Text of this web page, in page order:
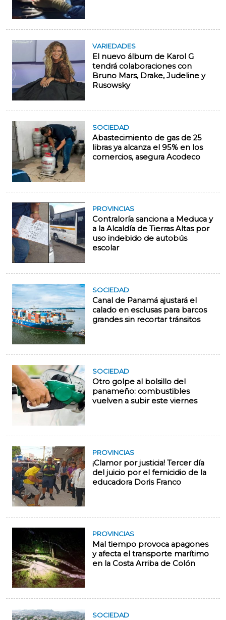
VARIEDADES
El nuevo álbum de Karol G
tendrá colaboraciones con
Bruno Mars, Drake, Judeline y
Rusowsky
SOCIEDAD
Abastecimiento de gas de 25
libras ya alcanza el 95% en los
comercios, asegura Acodeco
PROVINCIAS
Contraloría sanciona a Meduca y
a la Alcaldía de Tierras Altas por
uso indebido de autobús
escolar
SOCIEDAD
Canal de Panamá ajustará el
calado en esclusas para barcos
grandes sin recortar tránsitos
SOCIEDAD
Otro golpe al bolsillo del
panameño: combustibles
vuelven a subir este viernes
PROVINCIAS
¡Clamor por justicia! Tercer día
del juicio por el femicidio de la
educadora Doris Franco
PROVINCIAS
Mal tiempo provoca apagones
y afecta el transporte marítimo
en la Costa Arriba de Colón
SOCIEDAD